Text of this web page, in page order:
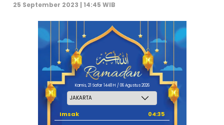
25 September 2023 | 14:45 WIB
Kamis, 21 Safar 1448 H / 06 Agustus 2026
Imsak
04:35